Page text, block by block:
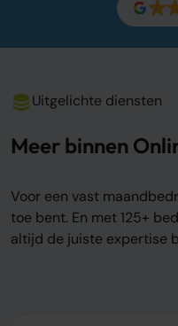
Uitgelichte diensten
Meer binnen
Voor een vast
toe bent. En met 125+
altijd de juiste expertise